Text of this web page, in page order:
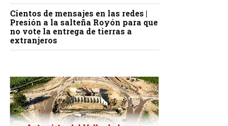
Cientos de mensajes en las redes |
Presión a la salteña Royón para que
no vote la entrega de tierras a
extranjeros